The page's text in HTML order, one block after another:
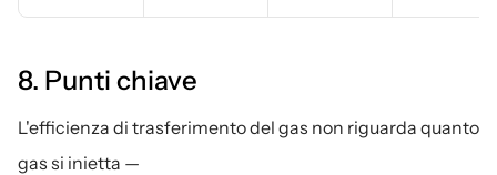
8. Punti chiave
L'efficienza di trasferimento del gas non riguarda quanto
gas si inietta —